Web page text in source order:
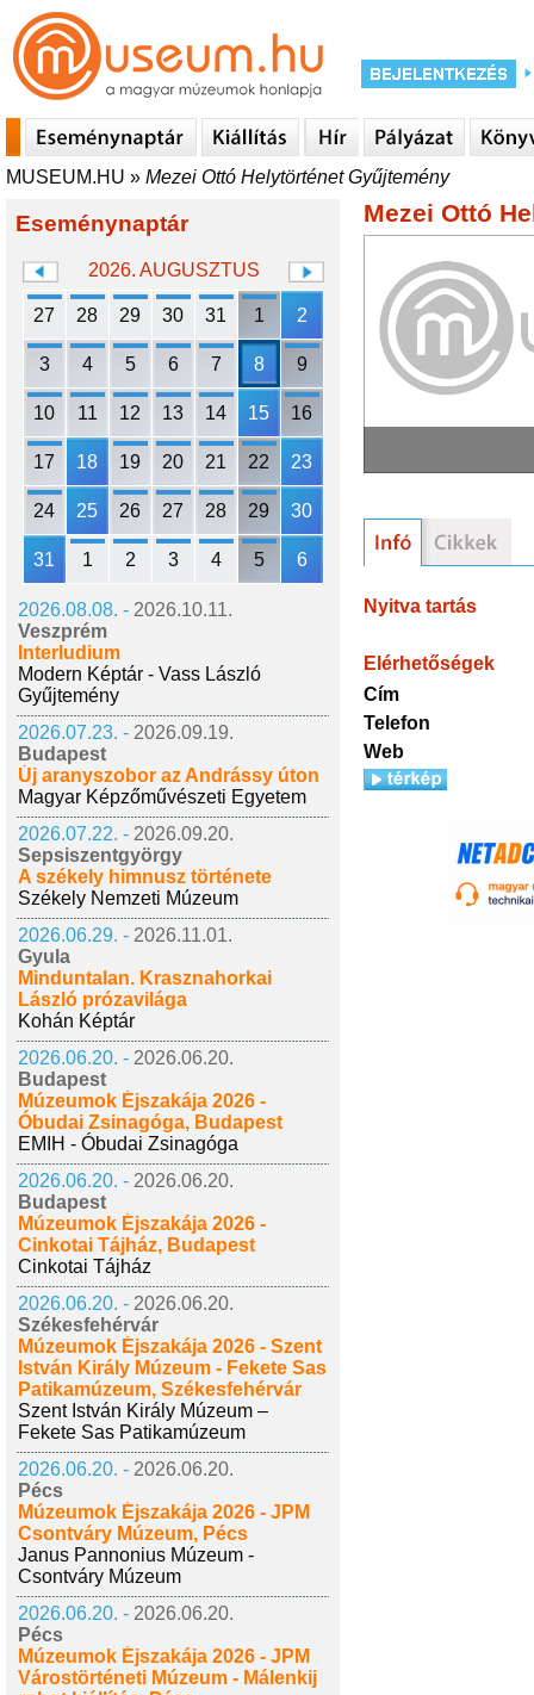
MUSEUM.HU » Mezei Ottó Helytörténet Gyűjtemény
Eseménynaptár
2026. AUGUSZTUS
27 28 29 30 31 1 2
3 4 5 6 7 8 9
10 11 12 13 14 15 16
17 18 19 20 21 22 23
24 25 26 27 28 29 30
31 1 2 3 4 5 6
2026.08.08. - 2026.10.11.
Veszprém
Interludium
Modern Képtár - Vass László
Gyűjtemény
2026.07.23. - 2026.09.19.
Budapest
Új aranyszobor az Andrássy úton
Magyar Képzőművészeti Egyetem
2026.07.22. - 2026.09.20.
Sepsiszentgyörgy
A székely himnusz története
Székely Nemzeti Múzeum
2026.06.29. - 2026.11.01.
Gyula
Minduntalan. Krasznahorkai
László prózavilága
Kohán Képtár
2026.06.20. - 2026.06.20.
Budapest
Múzeumok Éjszakája 2026 -
Óbudai Zsinagóga, Budapest
EMIH - Óbudai Zsinagóga
2026.06.20. - 2026.06.20.
Budapest
Múzeumok Éjszakája 2026 -
Cinkotai Tájház, Budapest
Cinkotai Tájház
2026.06.20. - 2026.06.20.
Székesfehérvár
Múzeumok Éjszakája 2026 - Szent
István Király Múzeum - Fekete Sas
Patikamúzeum, Székesfehérvár
Szent István Király Múzeum –
Fekete Sas Patikamúzeum
2026.06.20. - 2026.06.20.
Pécs
Múzeumok Éjszakája 2026 - JPM
Csontváry Múzeum, Pécs
Janus Pannonius Múzeum -
Csontváry Múzeum
2026.06.20. - 2026.06.20.
Pécs
Múzeumok Éjszakája 2026 - JPM
Várostörténeti Múzeum - Málenkij
Mezei Ottó
Nyitva tartás
Elérhetőségek
Cím
Telefon
Web